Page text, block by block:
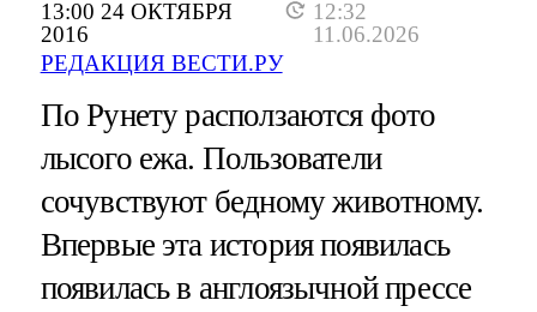
13:00 24 ОКТЯБРЯ
2016
12:32
11.06.2026
РЕДАКЦИЯ ВЕСТИ.РУ
По Рунету расползаются фото
лысого ежа. Пользователи
сочувствуют бедному животному.
Впервые эта история появилась
появилась в англоязычной прессе